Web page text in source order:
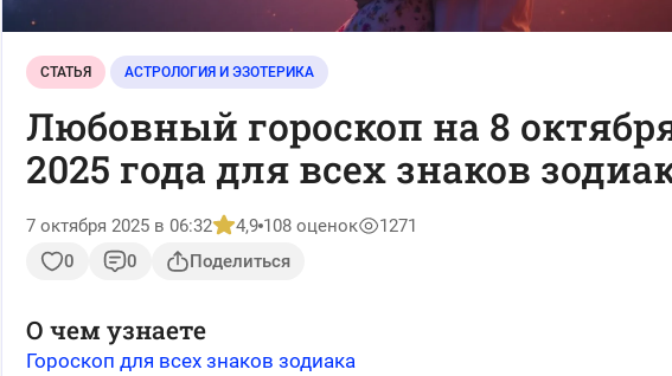
СТАТЬЯ АСТРОЛОГИЯ И ЭЗОТЕРИКА
Любовный гороскоп на 8
2025 года для всех знаков
7 октября 2025 в 06:32 4,9 108 оценок
1271
0
0 Поделиться
О чем узнаете
Гороскоп для всех знаков зодиака